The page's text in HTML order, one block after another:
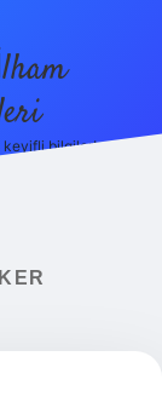
keyifli bilgiler!